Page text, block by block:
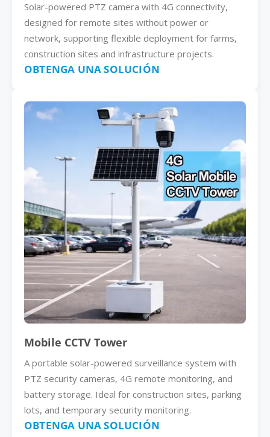
Solar-powered PTZ camera with 4G connectivity,
designed for remote sites without power or
network, supporting flexible deployment for farms,
construction sites and infrastructure projects.
OBTENGA UNA SOLUCIÓN
Mobile CCTV Tower
A portable solar-powered surveillance system with
PTZ security cameras, 4G remote monitoring, and
battery storage. Ideal for construction sites, parking
lots, and temporary security monitoring.
OBTENGA UNA SOLUCIÓN